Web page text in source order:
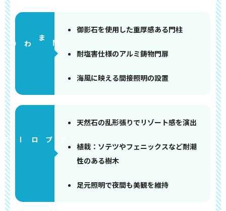
門まわり
御影石を使用した重厚感ある門柱
耐塩害仕様のアルミ鋳物門扉
海風に映える間接照明の設置
アプローチ
天然石の乱形張りでリゾート感を演出
植栽：ソテツやフェニックスなど耐潮
性のある樹木
足元照明で夜間も美観を維持